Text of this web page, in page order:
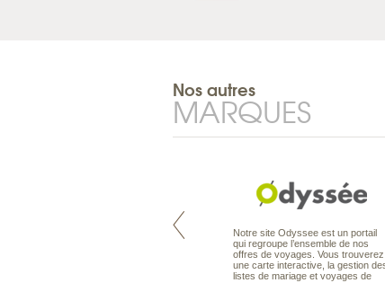
Nos autres
MARQUES
Pacifique à la carte est le spécialiste
Notre site Odyssee est un portail
qui regroupe l’ensemble de nos
offres de voyages. Vous trouverez
une carte interactive, la gestion
listes de mariage et voyages de